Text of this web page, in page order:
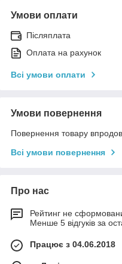
Умови оплати
Післяплата
Оплата на рахунок
Всі умови оплати
Умови повернення
Повернення товару
Всі умови повернення
Про нас
Рейтинг не
Менше 5 відгуків за
Працює з 04.06.2018